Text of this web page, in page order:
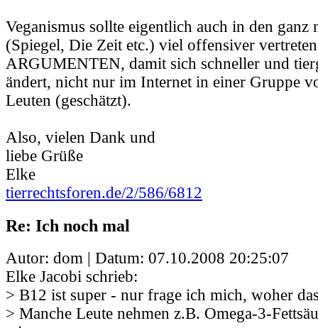
Veganismus sollte eigentlich auch in den ganz
(Spiegel, Die Zeit etc.) viel offensiver
ARGUMENTEN, damit sich schneller und
ändert, nicht nur im Internet in einer Gruppe
Leuten (geschätzt).
Also, vielen Dank und
liebe Grüße
Elke
tierrechtsforen.de/2/586/6812
Re: Ich noch mal
Autor: dom | Datum: 07.10.2008 20:25:07
Elke Jacobi schrieb:
> B12 ist super - nur frage ich mich, woher
> Manche Leute nehmen z.B. Omega-3-